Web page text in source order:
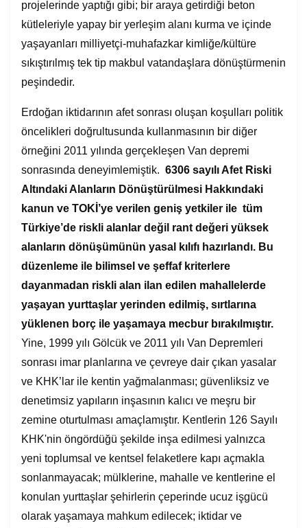
projelerinde yaptığı gibi; bir araya getirdiği beton
kütleleriyle yapay bir yerleşim alanı kurma ve içinde
yaşayanları milliyetçi-muhafazkar kimliğe/kültüre
sıkıştırılmış tek tip makbul vatandaşlara dönüştürmenin
peşindedir.
Erdoğan iktidarının afet sonrası oluşan koşulları politik
öncelikleri doğrultusunda kullanmasının bir diğer
örneğini 2011 yılında gerçekleşen Van depremi
sonrasında deneyimlemiştik. 6306 sayılı Afet Riski
Altındaki Alanların Dönüştürülmesi Hakkındaki
kanun ve TOKİ’ye verilen geniş yetkiler ile tüm
Türkiye’de riskli alanlar değil rant değeri yüksek
alanların dönüşümünün yasal kılıfı hazırlandı. Bu
düzenleme ile bilimsel ve şeffaf kriterlere
dayanmadan riskli alan ilan edilen mahallelerde
yaşayan yurttaşlar yerinden edilmiş, sırtlarına
yüklenen borç ile yaşamaya mecbur bırakılmıştır.
Yine, 1999 yılı Gölcük ve 2011 yılı Van Depremleri
sonrası imar planlarına ve çevreye dair çıkan yasalar
ve KHK’lar ile kentin yağmalanması; güvenliksiz ve
denetimsiz yapıların inşasının kalıcı ve meşru bir
zemine oturtulması amaçlamıştır. Kentlerin 126 Sayılı
KHK'nin öngördüğü şekilde inşa edilmesi yalnızca
yeni toplumsal ve kentsel felaketlere kapı açmakla
sonlanmayacak; mülklerine, mahalle ve kentlerine el
konulan yurttaşlar şehirlerin çeperinde ucuz işgücü
olarak yaşamaya mahkum edilecek; iktidar ve